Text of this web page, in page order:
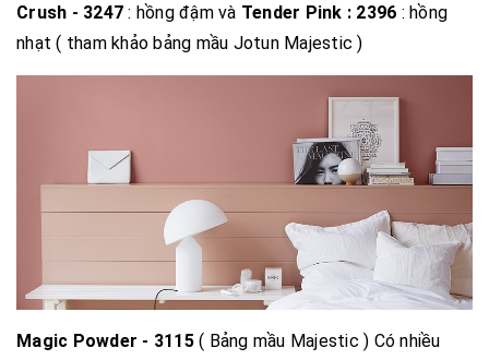
Crush - 3247 : hồng đậm và Tender Pink : 2396 : hồng
nhạt ( tham khảo bảng mầu Jotun Majestic )
Magic Powder - 3115 ( Bảng mầu Majestic ) Có nhiều